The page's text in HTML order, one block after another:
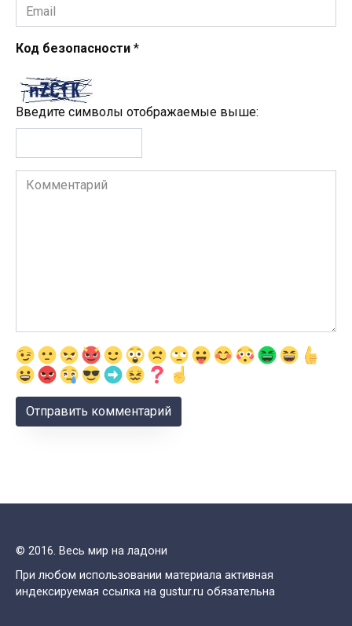
Email
*
Код безопасности *
Введите символы отображаемые выше:
Комментарий
© 2016. Весь мир на ладони
При любом использовании материала активная
индексируемая ссылка на gustur.ru обязательна